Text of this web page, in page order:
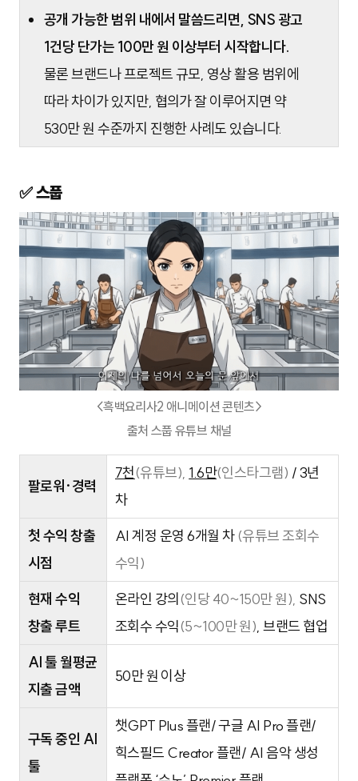
공개 가능한 범위 내에서 말씀드리면, SNS 광고
1건당 단가는 100만 원 이상부터 시작합니다.
물론 브랜드나 프로젝트 규모, 영상 활용 범위에
따라 차이가 있지만, 협의가 잘 이루어지면 약
530만 원 수준까지 진행한 사례도 있습니다.
✅ 스풉
<흑백요리사2 애니메이션 콘텐츠>
출처 스풉 유튜브 채널
팔로워·경력
7천(유튜브), 1.6만(인스타그램) /3년
차
첫 수익 창출
시점
AI 계정 운영 6개월 차(유튜브 조회수
수익)
현재 수익
창출 루트
온라인 강의(인당 40~150만 원), SNS
조회수 수익(5~100만 원), 브랜드 협업
AI 툴 월평균
지출 금액
50만 원 이상
구독 중인 AI
툴
챗GPT Plus 플랜/ 구글 AI Pro 플랜/
힉스필드 Creator 플랜/ AI 음악 생성